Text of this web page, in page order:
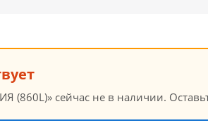
сейчас не в наличии.